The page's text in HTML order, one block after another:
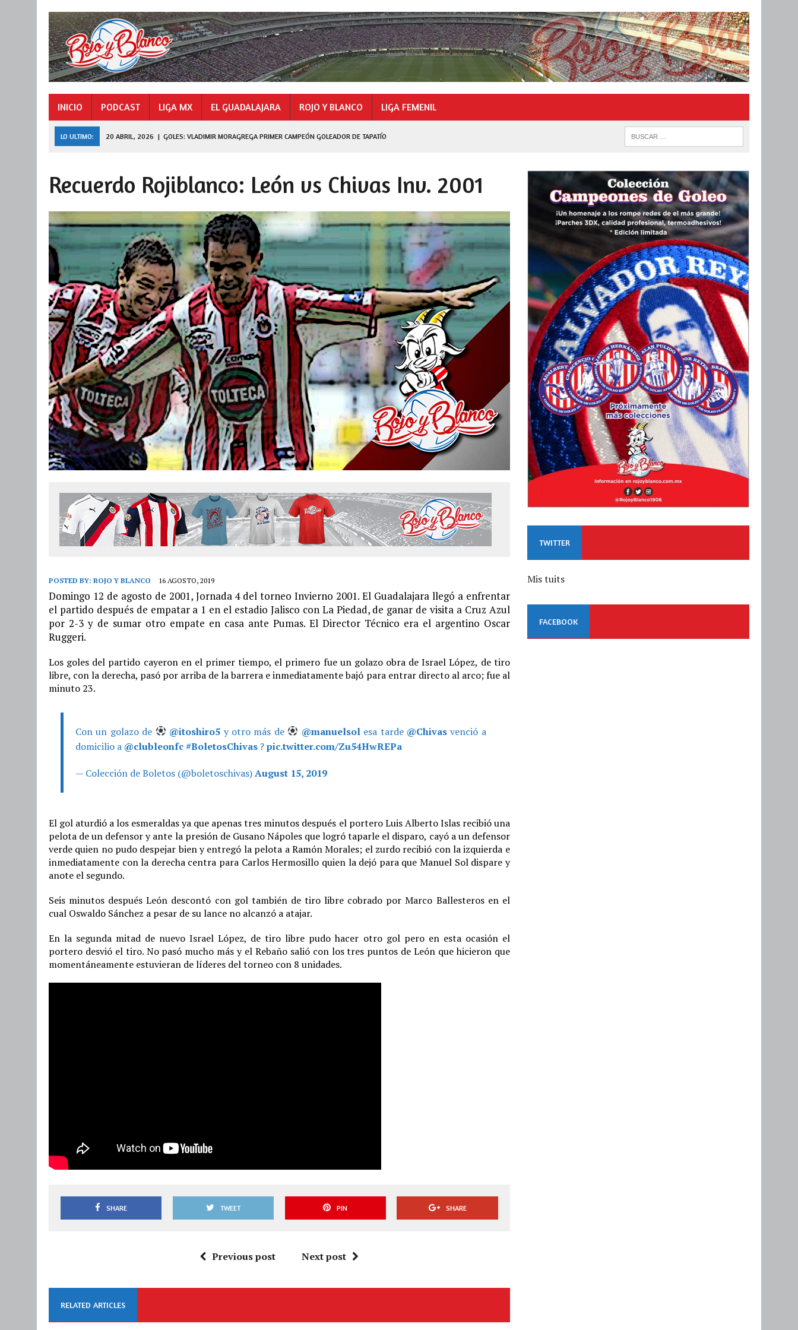
INICIO PODCAST LIGA MX EL GUADALAJARA ROJO Y BLANCO LIGA FEMENIL
LO ULTIMO: 20 ABRIL, 2026 | GOLES: VLADIMIR MORAGREGA PRIMER CAMPEÓN GOLEADOR DE TAPATÍO
DE FERRAN A LEAGUES CUP
Recuerdo Rojiblanco: León vs Chivas Inv. 2001
POSTED BY: ROJO Y BLANCO 16 AGOSTO, 2019
Domingo 12 de agosto de 2001, Jornada 4 del torneo Invierno 2001. El Guadalajara llegó a enfrentar
el partido después de empatar a 1 en el estadio Jalisco con La Piedad, de ganar de visita a Cruz Azul
por 2-3 y de sumar otro empate en casa ante Pumas. El Director Técnico era el argentino Oscar
Ruggeri.
Los goles del partido cayeron en el primer tiempo, el primero fue un golazo obra de Israel López, de tiro
libre, con la derecha, pasó por arriba de la barrera e inmediatamente bajó para entrar directo al arco; fue al
minuto 23.
Con un golazo de @itoshiro5 y otro más de @manuelsolesa tarde @Chivas venció a
domicilio a @clubleonfc#BoletosChivas ?pic.twitter.com/Zu54HwREPa
— Colección de Boletos (@boletoschivas)August 15, 2019
El gol aturdió a los esmeraldas ya que apenas tres minutos después el portero Luis Alberto Islas recibió una
pelota de un defensor y ante la presión de Gusano Nápoles que logró taparle el disparo, cayó a un defensor
verde quien no pudo despejar bien y entregó la pelota a Ramón Morales; el zurdo recibió con la izquierda e
inmediatamente con la derecha centra para Carlos Hermosillo quien la dejó para que Manuel Sol dispare y
anote el segundo.
Seis minutos después León descontó con gol también de tiro libre cobrado por Marco Ballesteros en el
cual Oswaldo Sánchez a pesar de su lance no alcanzó a atajar.
En la segunda mitad de nuevo Israel López, de tiro libre pudo hacer otro gol pero en esta ocasión el
portero desvió el tiro. No pasó mucho más y el Rebaño salió con los tres puntos de León que hicieron que
momentáneamente estuvieran de líderes del torneo con 8 unidades.
SHARE TWEET PIN SHARE
Previous post Next post
RELATED ARTICLES
TWITTER
Mis tuits
FACEBOOK